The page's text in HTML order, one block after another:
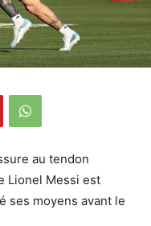
au tendon
Lionel Messi est
ses moyens avant le